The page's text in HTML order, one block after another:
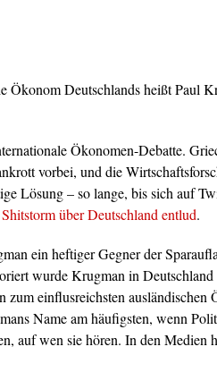
Ökonom Deutschlands heißt Paul
Ökonomen-Debatte.
vorbei, und die
Lösung – so lange, bis sich auf
über Deutschland entlud.
ein heftiger Gegner der
wurde Krugman in
zum einflusreichsten ausländischen
Name am häufigsten, wenn
auf wen sie hören. In den Medien